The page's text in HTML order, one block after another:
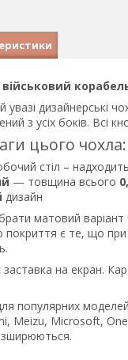
дизайнерські
з усіх боків. Всі
цього чохла:
стіл –
— товщина всього
дизайн
матовий
є те, що при
на екран.
популярних
Meizu, Microsoft,